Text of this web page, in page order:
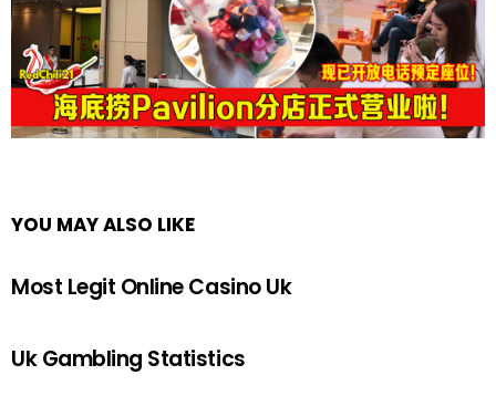
YOU MAY ALSO LIKE
Most Legit Online Casino Uk
Uk Gambling Statistics